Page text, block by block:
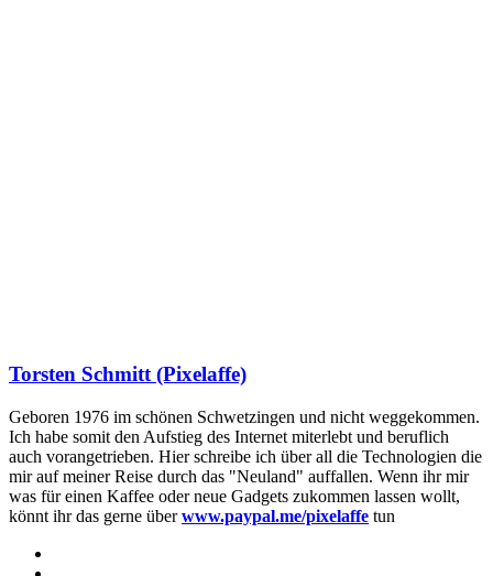
Torsten Schmitt (Pixelaffe)
Geboren 1976 im schönen Schwetzingen und nicht weggekommen.
Ich habe somit den Aufstieg des Internet miterlebt und beruflich
auch vorangetrieben. Hier schreibe ich über all die Technologien die
mir auf meiner Reise durch das "Neuland" auffallen. Wenn ihr mir
was für einen Kaffee oder neue Gadgets zukommen lassen wollt,
könnt ihr das gerne überwww.paypal.me/pixelaffe tun